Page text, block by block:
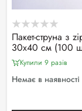
Пакет-струна з
30х40 см (100
Купили 9 разiв
Немає в наявності